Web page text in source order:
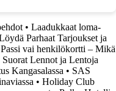
• Laadukkaat loma-
Parhaat Tarjoukset ja
Passi vai henkilökortti – Mikä
Lennot ja Lentoja
Kangasalassa • SAS
• Holiday Club